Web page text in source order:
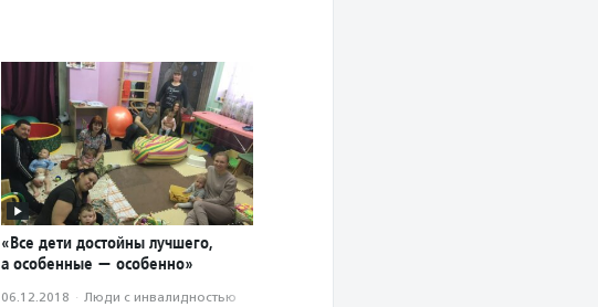
«Все дети достойны лучшего,
а особенные — особенно»
06.12.2018 · Люди с инвалидностью